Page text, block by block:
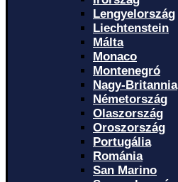
Lengyelország
Liechtenstein
Málta
Monaco
Montenegró
Nagy-Britannia
Németország
Olaszország
Oroszország
Portugália
Románia
San Marino